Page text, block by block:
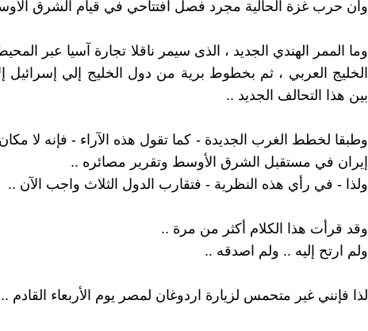
وأن حرب غزة الحالية مجرد فصل افتتاحي في قيام الشرق
وما الممر الهندي الجديد ، الذى سيمر ناقلا تجارة آسيا عبر
الخليج العربي ، ثم بخطوط برية من دول الخليج إلي إسرائيل
بين هذا التحالف الجديد ..
وطبقا لخطط الغرب الجديدة - كما تقول هذه الآراء - فإنه لا مكان
إيران في مستقبل الشرق الأوسط وتقرير مصائره ..
ولذا - في رأي هذه النظرية - فتقارب الدول الثلاث واجب الآن ..
وقد قرأت هذا الكلام أكثر من مرة ..
ولم ارتح إليه .. ولم اصدقه ..
لذا فإنني غير متحمس لزيارة اردوغان لمصر يوم الأربعاء القادم .. ١٤ فبراير ..